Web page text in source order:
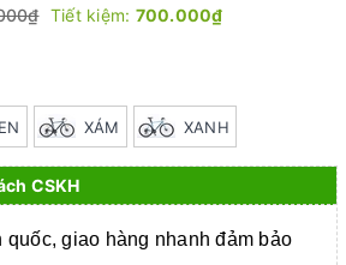
Tiết kiệm: 700.000₫
XÁM XANH
CSKH
quốc, giao hàng nhanh đảm bảo